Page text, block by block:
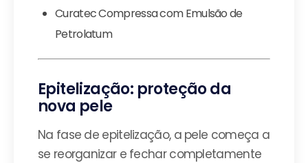
Curatec Compressa com Emulsão de
Petrolatum
Epitelização: proteção da
nova pele
Na fase de epitelização, a pele começa a
se reorganizar e fechar completamente